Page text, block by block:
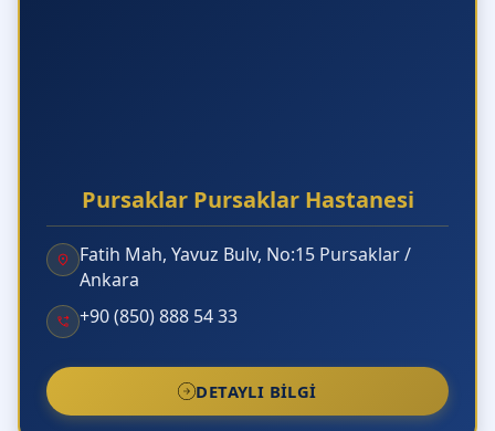
Pursaklar Pursaklar Hastanesi
Fatih Mah, Yavuz Bulv, No:15 Pursaklar /
Ankara
+90 (850) 888 54 33
DETAYLI BILGI